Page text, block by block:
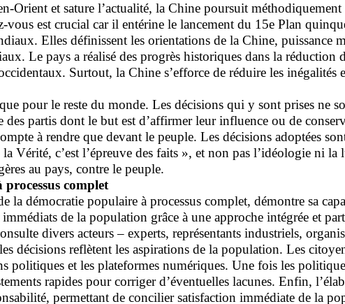
Orient et sature l’actualité, la Chine poursuit
vous est crucial car il entérine le lancement du 15e Plan
Elles définissent les orientations de la Chine, puissance
Le pays a réalisé des progrès historiques dans la réduction
Surtout, la Chine s’efforce de réduire les inégalités
pour le reste du monde. Les décisions qui y sont prises ne
partis dont le but est d’affirmer leur influence ou de
à rendre que devant le peuple. Les décisions adoptées
Vérité, c’est l’épreuve des faits », et non pas l’idéologie ni
au pays, contre le peuple.
complet
démocratie populaire à processus complet, démontre sa
de la population grâce à une approche intégrée et
divers acteurs – experts, représentants industriels,
décisions reflètent les aspirations de la population. Les
politiques et les plateformes numériques. Une fois les
rapides pour corriger d’éventuelles lacunes. Enfin,
permettant de concilier satisfaction immédiate de la